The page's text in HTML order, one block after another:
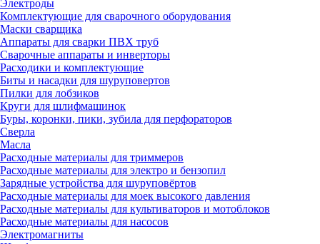
Электроды
Комплектующие для сварочного оборудования
Маски сварщика
Аппараты для сварки ПВХ труб
Сварочные аппараты и инверторы
Расходики и комплектующие
Биты и насадки для шуруповертов
Пилки для лобзиков
Круги для шлифмашинок
Буры, коронки, пики, зубила для перфораторов
Сверла
Масла
Расходные материалы для триммеров
Расходные материалы для электро и бензопил
Зарядные устройства для шуруповёртов
Расходные материалы для моек высокого давления
Расходные материалы для культиваторов и мотоблоков
Расходные материалы для насосов
Электромагниты